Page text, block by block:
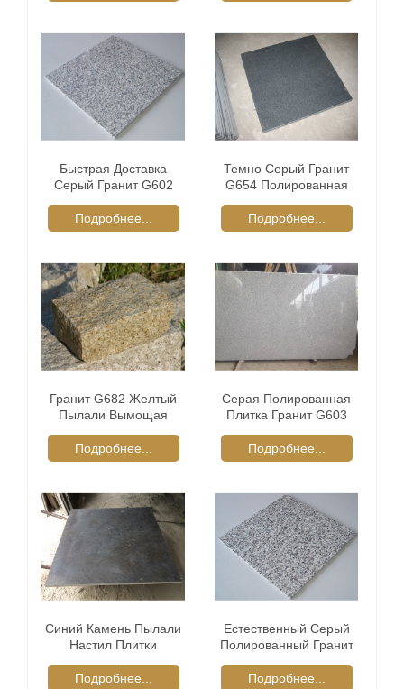
Быстрая Доставка
Серый Гранит G602
Подробнее...
Темно Серый Гранит
G654 Полированная
Подробнее...
Гранит G682 Желтый
Пылали Вымощая
Подробнее...
Серая Полированная
Плитка Гранит G603
Подробнее...
Синий Камень Пылали
Настил Плитки
Подробнее...
Естественный Серый
Полированный Гранит
Подробнее...